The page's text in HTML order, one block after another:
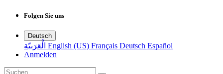
Folgen Sie uns
Deutsch
الْعَرَبيّة English (US) Français Deutsch Español
Anmelden